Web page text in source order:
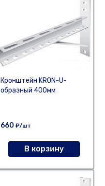
Кронштейн KRON-U-
образный 400мм
660 ₽/шт
В корзину